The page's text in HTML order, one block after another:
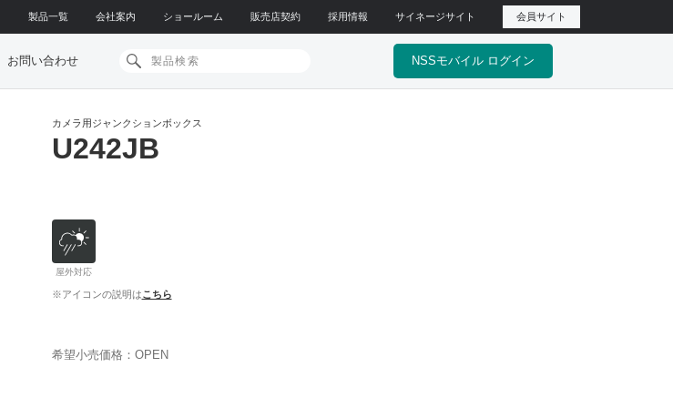
会員サイト
サイネージサイト
採用情報
販売店契約
ショールーム
会社案内
製品一覧
お問い合わせ NSSモバイル ログイン
製品ラインアップ
カメラ用ジャンクションボックス
U242JB
屋外対応
※アイコンの説明はこちら
希望小売価格：OPEN